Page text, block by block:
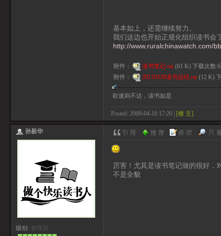
基本如上，还需继续努力。
我们这边也开始正规化组织读书会
http://www.ruralchinawatch.com/
附件： 读书笔记.rar (61 K) 下载次数
附件：
20110330读书总结.rar (12 K)
欲速则不达，读书如是
Posted: 2009-04-10 17:20 | [楼 主]
孙新华
级别: 管理员
厉害！尤其是读书笔记做的很好，
不是全貌